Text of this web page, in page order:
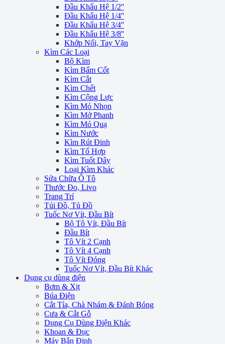
Đầu Khẩu Hệ 1/2''
Đầu Khẩu Hệ 1/4''
Đầu Khẩu Hệ 3/4''
Đầu Khẩu Hệ 3/8''
Khớp Nối, Tay Vặn
Kìm Các Loại
Bộ Kìm
Kìm Bấm Cốt
Kìm Cắt
Kìm Chết
Kìm Cộng Lực
Kìm Mỏ Nhọn
Kìm Mở Phanh
Kìm Mỏ Quạ
Kìm Nước
Kìm Rút Đinh
Kìm Tổ Hợp
Kìm Tuốt Dây
Loại Kìm Khác
Sửa Chữa Ô Tô
Thước Đo, Livo
Trang Trí
Túi Đồ, Tủ Đồ
Tuốc Nơ Vít, Đầu Bít
Bộ Tô Vít, Đầu Bít
Đầu Bít
Tô Vít 2 Cạnh
Tô Vít 4 Cạnh
Tô Vít Đóng
Tuốc Nơ Vít, Đầu Bít Khác
Dụng cụ dùng điện
Bơm & Xịt
Búa Điện
Cắt Tỉa, Chà Nhám & Đánh Bóng
Cưa & Cắt Gỗ
Dụng Cụ Dùng Điện Khác
Khoan & Đục
Máy Bắn Đinh